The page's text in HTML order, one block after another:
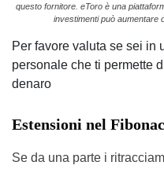
questo fornitore. eToro è una
investimenti può aumentare
Per favore valuta se sei in
personale che ti permette
denaro
Estensioni nel
Se da una parte i